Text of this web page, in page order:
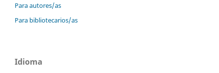
Para autores/as
Para bibliotecarios/as
Idioma